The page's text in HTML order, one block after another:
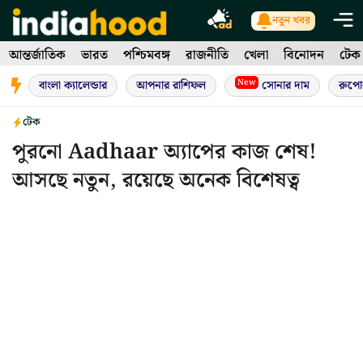
Skip
to
content
নতুন খবর
আন্তর্জাতিক ভারত পশ্চিমবঙ্গ রাজনীতি খেলা বিনোদন টেক
বাংলা ক্যালেন্ডার আপনার রাশিফল New সোনার দাম
টেক
পুরনো Aadhaar অ্যাপের কাজ শেষ!
আসছে নতুন, রয়েছে অনেক বিশেষত্ব